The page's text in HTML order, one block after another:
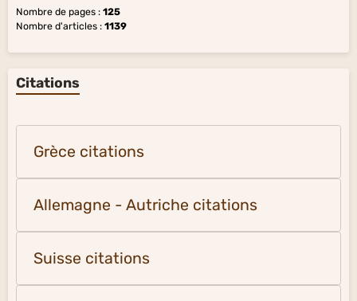
Nombre de pages : 125
Nombre d'articles : 1139
Citations
Grèce citations
Allemagne - Autriche citations
Suisse citations